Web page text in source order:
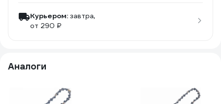
Курьером: завтра,
от 290 ₽
Аналоги